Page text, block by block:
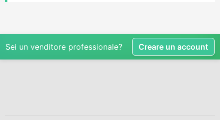
Sei un venditore professionale? Creare un account